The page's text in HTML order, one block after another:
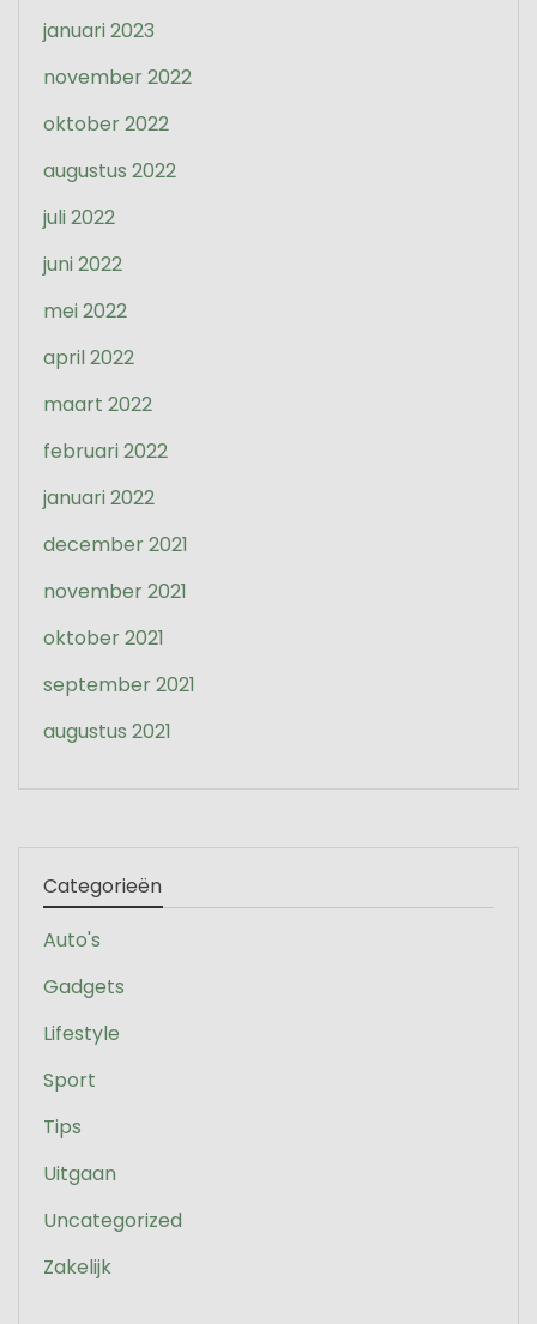
januari 2023
november 2022
oktober 2022
augustus 2022
juli 2022
juni 2022
mei 2022
april 2022
maart 2022
februari 2022
januari 2022
december 2021
november 2021
oktober 2021
september 2021
augustus 2021
Categorieën
Auto's
Gadgets
Lifestyle
Sport
Tips
Uitgaan
Uncategorized
Zakelijk